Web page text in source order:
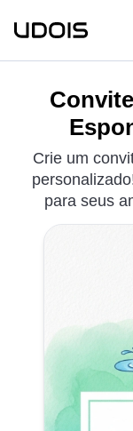
Crie um
para seus